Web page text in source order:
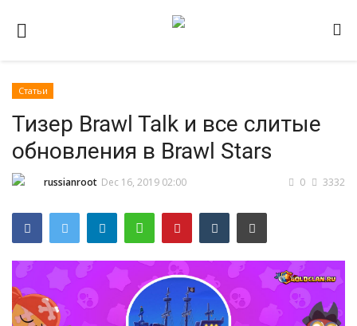
Видео
Terms & Conditions
Gallery
Статьи
Тизер Brawl Talk и все слитые
обновления в Brawl Stars
russianroot Dec 16, 2019 02:00 3332
0